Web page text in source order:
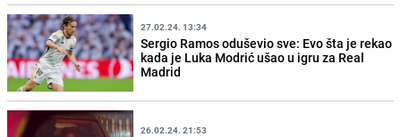
27.02.24. 13:34
Sergio Ramos oduševio sve: Evo šta je rekao
kada je Luka Modrić ušao u igru za Real
Madrid
26.02.24. 21:53